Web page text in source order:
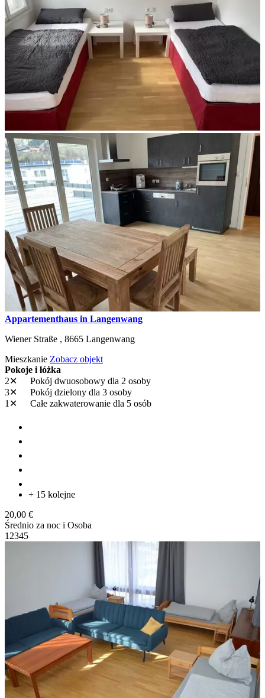
Appartementhaus in Langenwang
Wiener Straße , 8665 Langenwang
Mieszkanie Zobacz objekt
Pokoje i łóżka
2✕
Pokój dwuosobowy dla 2 osoby
3✕
Pokój dzielony dla 3 osoby
1✕
Całe zakwaterowanie dla 5 osób
+ 15 kolejne
20,00 €
Średnio za noc i Osoba
1 2345